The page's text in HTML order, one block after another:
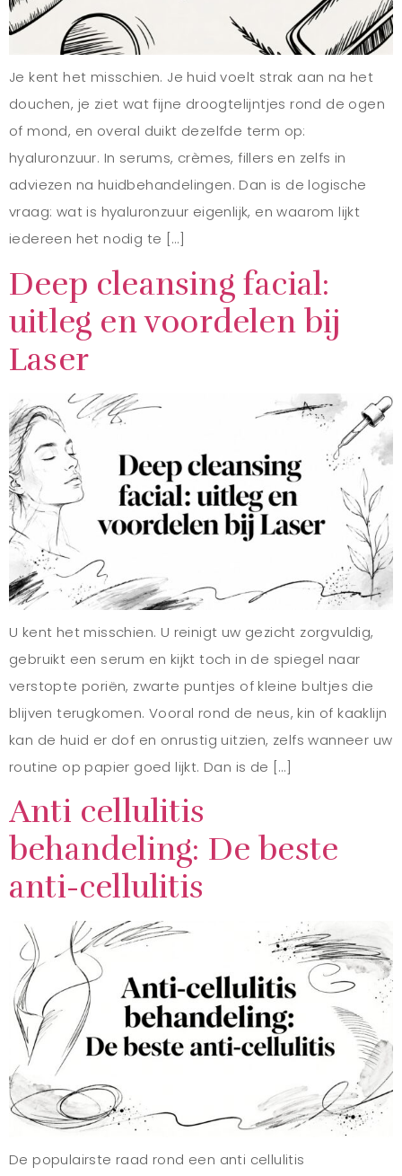
Je kent het misschien. Je huid voelt strak aan na het
douchen, je ziet wat fijne droogtelijntjes rond de ogen
of mond, en overal duikt dezelfde term op:
hyaluronzuur. In serums, crèmes, fillers en zelfs in
adviezen na huidbehandelingen. Dan is de logische
vraag: wat is hyaluronzuur eigenlijk, en waarom lijkt
iedereen het nodig te […]
Deep cleansing facial:
uitleg en voordelen bij
Laser
U kent het misschien. U reinigt uw gezicht zorgvuldig,
gebruikt een serum en kijkt toch in de spiegel naar
verstopte poriën, zwarte puntjes of kleine bultjes die
blijven terugkomen. Vooral rond de neus, kin of kaaklijn
kan de huid er dof en onrustig uitzien, zelfs wanneer uw
routine op papier goed lijkt. Dan is de […]
Anti cellulitis
behandeling: De beste
anti-cellulitis
De populairste raad rond een anti cellulitis